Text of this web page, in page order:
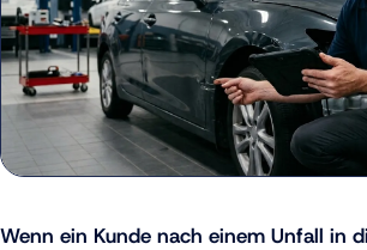
Wenn ein Kunde nach einem Unfall in